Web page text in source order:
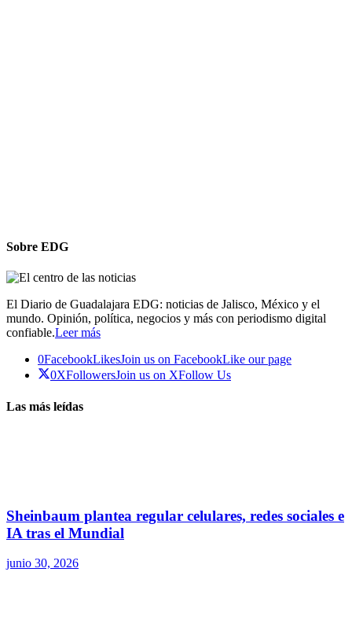
Sobre EDG
El Diario de Guadalajara EDG: noticias de Jalisco, México y el
mundo. Opinión, política, negocios y más con periodismo digital
confiable.Leer más
0FacebookLikesJoin us on FacebookLike our page
0XFollowersJoin us on XFollow Us
Las más leídas
Sheinbaum plantea regular celulares, redes sociales e
IA tras el Mundial
junio 30, 2026